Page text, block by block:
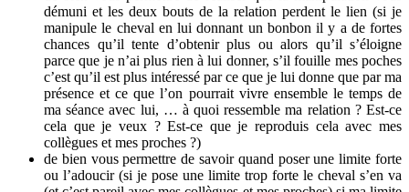
démuni et les deux bouts de la relation perdent le lien (si je
manipule le cheval en lui donnant un bonbon il y a de fortes
chances qu’il tente d’obtenir plus ou alors qu’il s’éloigne
parce que je n’ai plus rien à lui donner, s’il fouille mes poches
c’est qu’il est plus intéressé par ce que je lui donne que par ma
présence et ce que l’on pourrait vivre ensemble le temps de
ma séance avec lui, … à quoi ressemble ma relation ? Est-ce
cela que je veux ? Est-ce que je reproduis cela avec mes
collègues et mes proches ?)
de bien vous permettre de savoir quand poser une limite forte
ou l’adoucir (si je pose une limite trop forte le cheval s’en va